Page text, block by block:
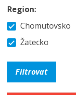
Region:
Chomutovsko
Žatecko